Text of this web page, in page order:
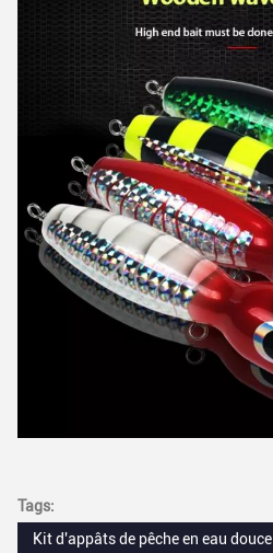
Tags:
Kit d'appâts de pêche en eau douce